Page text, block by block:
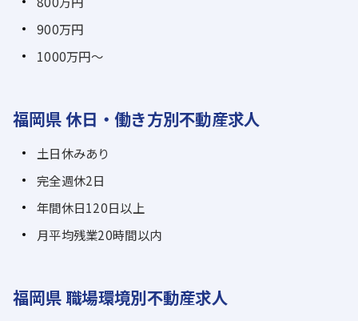
900万円
1000万円～
福岡県 休日・働き方別不動産求人
土日休みあり
完全週休2日
年間休日120日以上
月平均残業20時間以内
福岡県 職場環境別不動産求人